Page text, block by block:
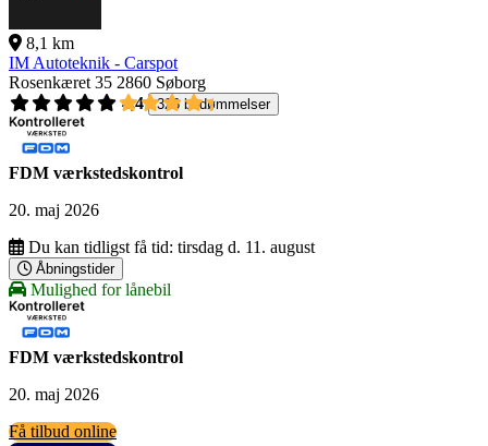
8,1 km
IM Autoteknik - Carspot
Rosenkæret 35 2860 Søborg
4,4
326 bedømmelser
FDM værkstedskontrol
20. maj 2026
Du kan tidligst få tid: tirsdag d. 11. august
Åbningstider
Mulighed for lånebil
FDM værkstedskontrol
20. maj 2026
Få tilbud online